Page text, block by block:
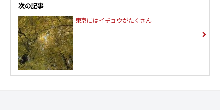
次の記事
東京にはイチョウがたくさん